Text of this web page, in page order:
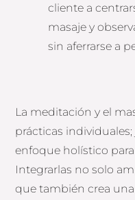
cliente a
masaje y
sin aferrarse a
La meditación y el
prácticas
enfoque holístico
Integrarlas no solo
que también crea